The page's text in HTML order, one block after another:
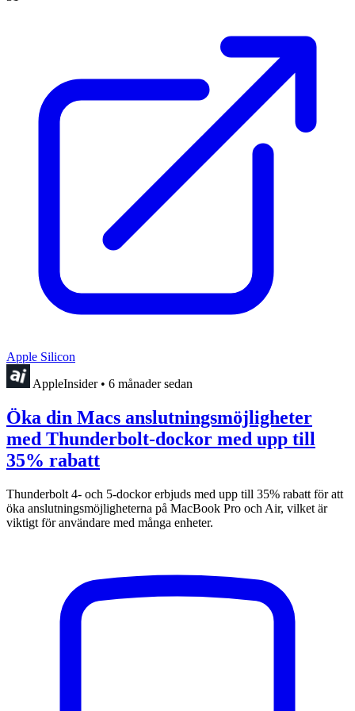
Apple Silicon
AppleInsider • 6 månader sedan
Öka din Macs anslutningsmöjligheter
med Thunderbolt-dockor med upp till
35% rabatt
Thunderbolt 4- och 5-dockor erbjuds med upp till 35% rabatt för att
öka anslutningsmöjligheterna på MacBook Pro och Air, vilket är
viktigt för användare med många enheter.